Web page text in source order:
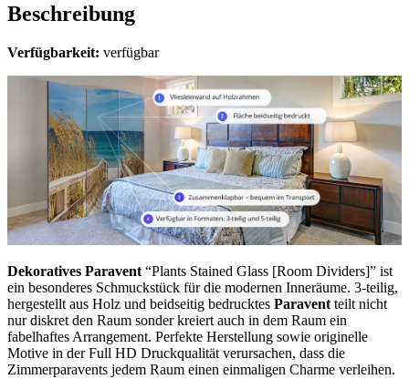
Beschreibung
Verfügbarkeit: verfügbar
Dekoratives Paravent “Plants Stained Glass [Room Dividers]” ist
ein besonderes Schmuckstück für die modernen Inneräume. 3-teilig,
hergestellt aus Holz und beidseitig bedrucktes Paravent teilt nicht
nur diskret den Raum sonder kreiert auch in dem Raum ein
fabelhaftes Arrangement. Perfekte Herstellung sowie originelle
Motive in der Full HD Druckqualität verursachen, dass die
Zimmerparavents jedem Raum einen einmaligen Charme verleihen.